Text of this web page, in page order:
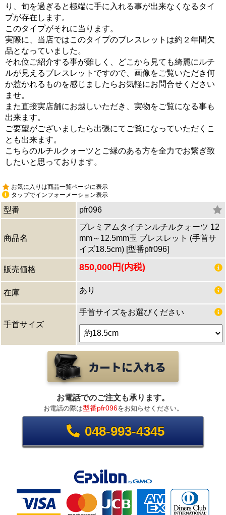
り、旬を過ぎると極端に手に入れる事が出来なくなるタイ
プが存在します。
このタイプがそれに当ります。
実際に、当店ではこのタイプのブレスレットは約２年間欠
品となっていました。
それ位ご紹介する事が難しく、どこから見ても綺麗にルチ
ルが見えるブレスレットですので、画像をご覧いただき何
か惹かれるものを感じましたらお気軽にお問合せください
ませ。
また直接実店舗にお越しいただき、実物をご覧になる事も
出来ます。
ご要望がございましたら出張にてご覧になっていただくこ
とも出来ます。
こちらのルチルクォーツとご縁のある方を全力でお繋ぎ致
したいと思っております。
お気に入りは商品一覧ページに表示
タップでインフォーメーション表示
型番 pfr096
商品名
プレミアムタイチンルチルクォーツ 12
mm～12.5mm玉 ブレスレット (手首サ
イズ18.5cm) [型番pfr096]
販売価格 850,000円(内税)
在庫 あり
手首サイズ
手首サイズをお選びください
お電話でのご注文も承ります。
お電話の際は型番pfr096をお知らせください。
048-993-4345